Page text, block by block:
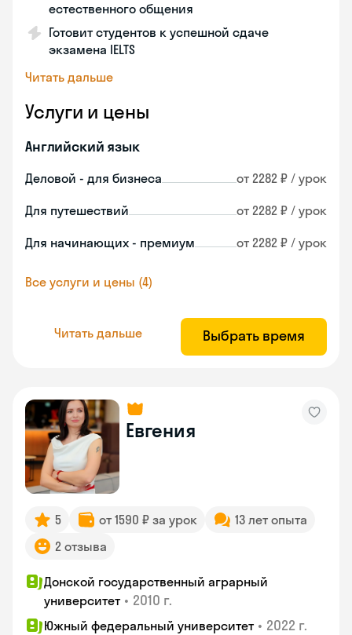
естественного общения
Готовит студентов к успешной сдаче
экзамена IELTS
Читать дальше
Услуги и цены
Английский язык
Деловой - для бизнеса от 2282 ₽ / урок
Для путешествий от 2282 ₽ / урок
Для начинающих - премиум от 2282 ₽ / урок
Все услуги и цены (4)
Читать дальше Выбрать время
Евгения
5 от 1590 ₽ за урок
13 лет опыта
2 отзыва
Донской государственный аграрный
университет • 2010 г.
Южный федеральный университет • 2022 г.